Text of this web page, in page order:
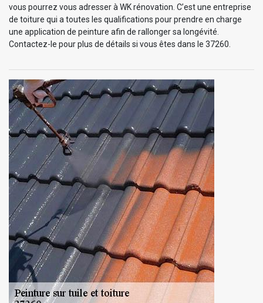
vous pourrez vous adresser à WK rénovation. C’est une entreprise
de toiture qui a toutes les qualifications pour prendre en charge
une application de peinture afin de rallonger sa longévité.
Contactez-le pour plus de détails si vous êtes dans le 37260.